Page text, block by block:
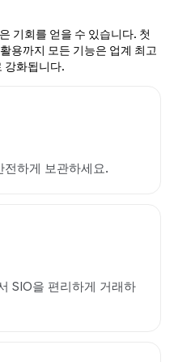
기회를 얻을 수 있습니다. 첫
용까지 모든 기능은 업계 최고
강화됩니다.
하게 보관하세요.
SIO을 편리하게 거래하